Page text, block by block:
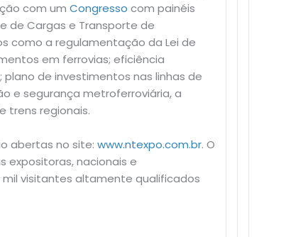
com um Congresso com painéis
de Cargas e Transporte de
como a regulamentação da Lei de
em ferrovias; eficiência
de investimentos nas linhas de
e segurança metroferroviária, a
trens regionais.
abertas no site: www.ntexpo.com.br. O
expositoras, nacionais e
visitantes altamente qualificados